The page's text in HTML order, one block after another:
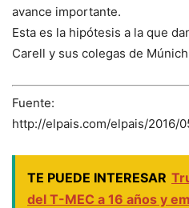
avance importante.
Esta es la hipótesis a la que
Carell y sus colegas de
Fuente:
http://elpais.com/elpais/2016/
TE PUEDE INTERESAR
del T-MEC a 16 años y